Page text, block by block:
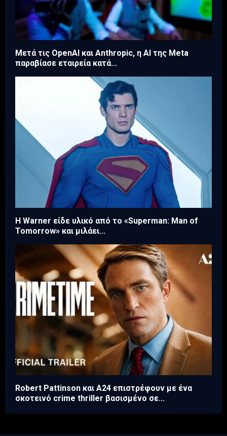
Μετά τις OpenAI και Anthropic, η AI της Meta
παραβίασε εταιρεία κατά...
Η Warner είδε υλικό από το «Superman: Man of
Tomorrow» και μιλάει...
Robert Pattinson και A24 επιστρέφουν με ένα
σκοτεινό crime thriller βασισμένο σε...